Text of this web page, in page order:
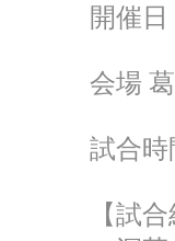
開催日
会場
試合時
【試合